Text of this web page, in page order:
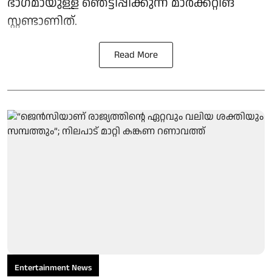
സ്റ്റണ്ടാണിത്.
Read More
Entertainment News